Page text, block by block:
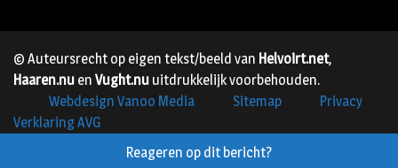
Reageren op dit bericht?
© Auteursrecht op eigen tekst/beeld van Helvoirt.net,
Haaren.nu en Vught.nu uitdrukkelijk voorbehouden.
Webdesign Vanoo Media
Sitemap
Privacy
Verklaring AVG